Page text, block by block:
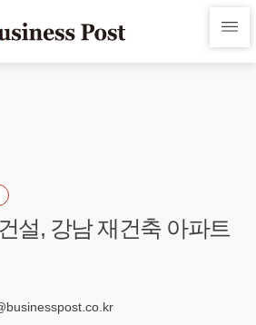
설, 강남 재건축 아파트